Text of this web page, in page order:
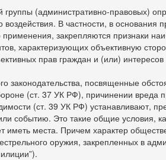
группы (административно-правовых)
воздействия. В частности, в
применения, закрепляются признаки
характеризующих объективную
прав граждан и (или) интересов
законодательства, посвященные
(ст. 37 УК РФ), причинении вреда
(ст. 39 УК РФ) устанавливают,
событию. Это такие общие условия,
места. Причем характер
оружия, закрепленных в